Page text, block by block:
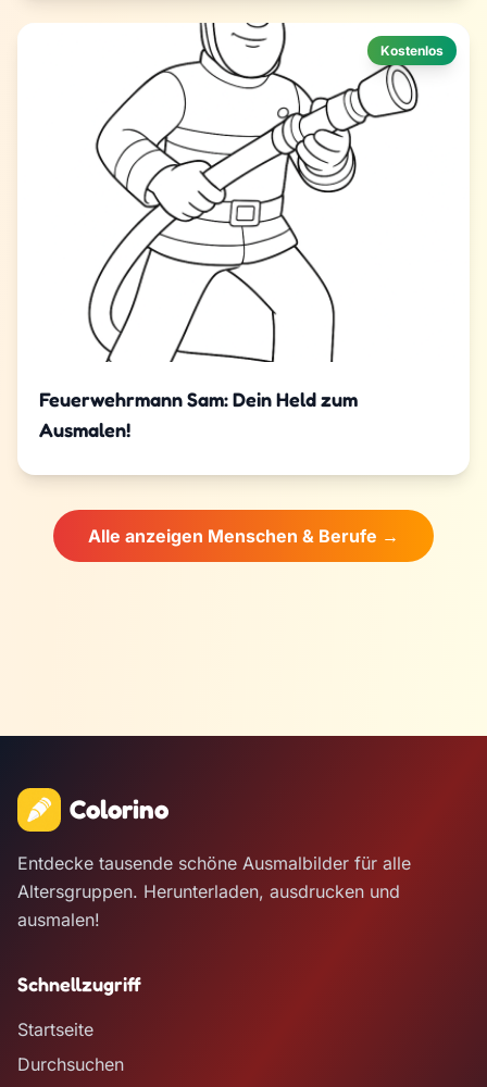
Kostenlos
Feuerwehrmann Sam: Dein Held zum
Ausmalen!
Alle anzeigen Menschen & Berufe →
Colorino
Entdecke tausende schöne Ausmalbilder für alle
Altersgruppen. Herunterladen, ausdrucken und
ausmalen!
Schnellzugriff
Startseite
Durchsuchen